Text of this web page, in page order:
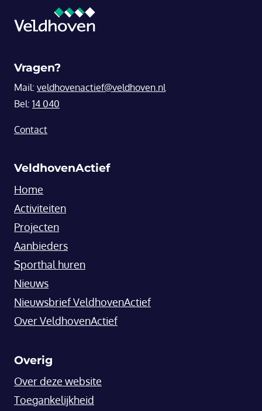
Vragen?
Mail: veldhovenactief@veldhoven.nl
Bel: 14 040
Contact
VeldhovenActief
Home
Activiteiten
Projecten
Aanbieders
Sporthal huren
Nieuws
Nieuwsbrief VeldhovenActief
Over VeldhovenActief
Overig
Over deze website
Toegankelijkheid